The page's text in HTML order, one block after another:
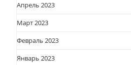
Апрель 2023
Март 2023
Февраль 2023
Январь 2023